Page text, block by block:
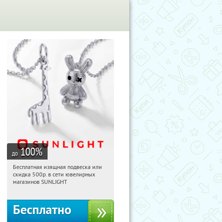
до 100%
05:55:43 Получили:
Россия
Бесплатная изящная подвеска или
скидка 500р. в сети ювелирных
магазинов SUNLIGHT
Бесплатно